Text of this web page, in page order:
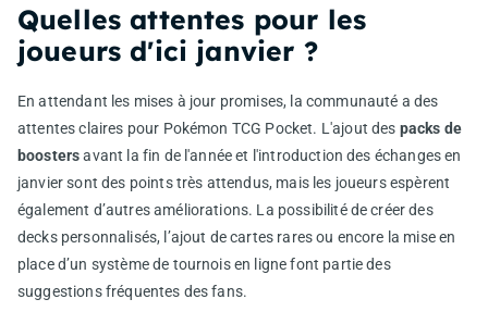
Quelles attentes pour les
joueurs d'ici janvier ?
En attendant les mises à jour promises, la communauté a des
attentes claires pour Pokémon TCG Pocket. L'ajout des packs de
boostersavant la fin de l'année et l'introduction des échanges en
janvier sont des points très attendus, mais les joueurs espèrent
également d’autres améliorations. La possibilité de créer des
decks personnalisés, l’ajout de cartes rares ou encore la mise en
place d’un système de tournois en ligne font partie des
suggestions fréquentes des fans.